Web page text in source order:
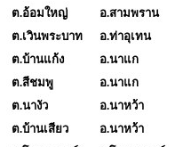
ต.อ้อมใหญ่ อ.สามพราน
ต.เวินพระบาท อ.ท่าอุเทน
ต.บ้านแก้ง อ.นาแก
ต.สีชมพู อ.นาแก
ต.นางัว อ.นาหว้า
ต.บ้านเสียว อ.นาหว้า